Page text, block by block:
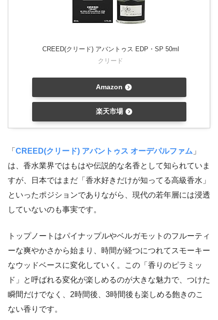
CREED(クリード) アバントゥス EDP・SP 50ml
クリード
Amazon
楽天市場
「 CREED(クリード) アバントゥス オーデパルファム 」
は、香水業界ではもはや伝説的な名香として知られていま
すが、日本ではまだ「香水好きだけが知ってる高級香水」
といったポジションでありながら、現代の若年層には浸透
していないのも事実です。
トップノートはパイナップルやベルガモットのフルーティ
ーな爽やかさから始まり、時間が経つにつれてスモーキー
なウッドベースに変化していく。この「香りのピラミッ
ド」と呼ばれる変化が楽しめるのが大きな魅力で、つけた
瞬間だけでなく、2時間後、3時間後も楽しめる飽きのこ
ない香りです。